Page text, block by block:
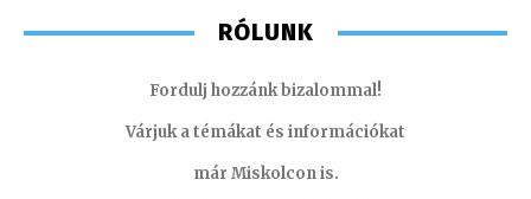
RÓLUNK
Fordulj hozzánk bizalommal!
Várjuk a témákat és információkat
már Miskolcon is.